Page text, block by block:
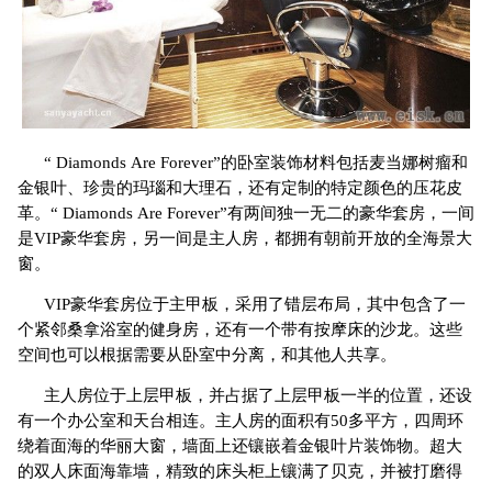
“ Diamonds Are Forever”的卧室装饰材料包括麦当娜树瘤和
金银叶、珍贵的玛瑙和大理石，还有定制的特定颜色的压花皮
革。“ Diamonds Are Forever”有两间独一无二的豪华套房，一间
是VIP豪华套房，另一间是主人房，都拥有朝前开放的全海景大
窗。
VIP豪华套房位于主甲板，采用了错层布局，其中包含了一
个紧邻桑拿浴室的健身房，还有一个带有按摩床的沙龙。这些
空间也可以根据需要从卧室中分离，和其他人共享。
主人房位于上层甲板，并占据了上层甲板一半的位置，还设
有一个办公室和天台相连。主人房的面积有50多平方，四周环
绕着面海的华丽大窗，墙面上还镶嵌着金银叶片装饰物。超大
的双人床面海靠墙，精致的床头柜上镶满了贝克，并被打磨得